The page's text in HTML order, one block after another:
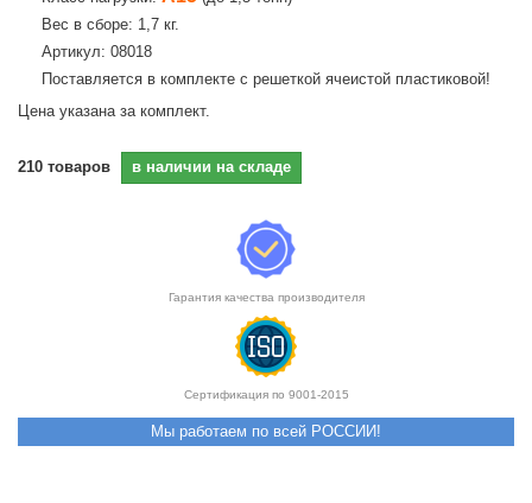
Вес в сборе: 1,7 кг.
Артикул: 08018
Поставляется в комплекте с решеткой ячеистой пластиковой!
Цена указана за комплект.
210 товаров в наличии на складе
Гарантия качества производителя
Сертификация по 9001-2015
Мы работаем по всей РОССИИ!